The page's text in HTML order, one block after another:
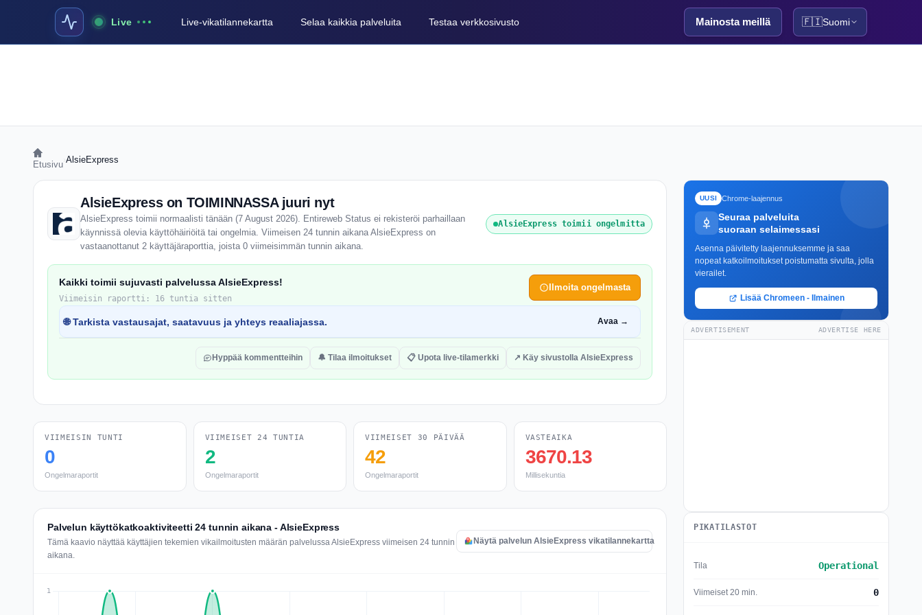
Live Live-vikatilannekartta Selaa kaikkia palveluita Testaa verkkosivusto Mainosta meillä 🇫🇮Suomi
Etusivu AlsieExpress
AlsieExpress on TOIMINNASSA juuri nyt
AlsieExpress toimii normaalisti tänään (7 August 2026). Entireweb Status ei rekisteröi parhaillaan
käynnissä olevia käyttöhäiriöitä tai ongelmia. Viimeisen 24 tunnin aikana AlsieExpress on
vastaanottanut 2 käyttäjäraporttia, joista 0 viimeisimmän tunnin aikana.
AlsieExpress toimii ongelmitta
Kaikki toimii sujuvasti palvelussa AlsieExpress!
Viimeisin raportti: 16 tuntia sitten
Ilmoita ongelmasta
🌐 Tarkista vastausajat, saatavuus ja yhteys reaaliajassa. Avaa →
Hyppää kommentteihin 🔔 Tilaa ilmoitukset 📋 Upota live-tilamerkki ↗ Käy sivustolla AlsieExpress
VIIMEISIN TUNTI
0
Ongelmaraportit
VIIMEISET 24 TUNTIA
2
Ongelmaraportit
VIIMEISET 30 PÄIVÄÄ
42
Ongelmaraportit
VASTEAIKA
3670.13
Millisekuntia
Palvelun käyttökatkoaktiviteetti 24 tunnin aikana - AlsieExpress
Tämä kaavio näyttää käyttäjien tekemien vikailmoitusten määrän palvelussa AlsieExpress viimeisen 24 tunnin
aikana.
Näytä palvelun AlsieExpress vikatilannekartta
UUSI Chrome-laajennus
Seuraa palveluita
suoraan selaimessasi
Asenna päivitetty laajennuksemme ja saa
nopeat katkoilmoitukset poistumatta sivulta, jolla
vierailet.
Lisää Chromeen - Ilmainen
ADVERTISEMENT ADVERTISE HERE
PIKATILASTOT
Tila Operational
Viimeiset 20 min. 0